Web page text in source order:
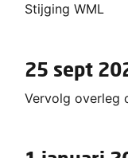
Stijging WML
25 sept
Vervolg overleg